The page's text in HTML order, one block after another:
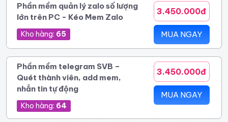
Phần mềm quản lý zalo số lượng
lớn trên PC - Kéo Mem Zalo
Kho hàng: 65
3.450.000đ
MUA NGAY
Phần mềm telegram SVB –
Quét thành viên, add mem,
nhắn tin tự động
Kho hàng: 64
3.450.000đ
MUA NGAY